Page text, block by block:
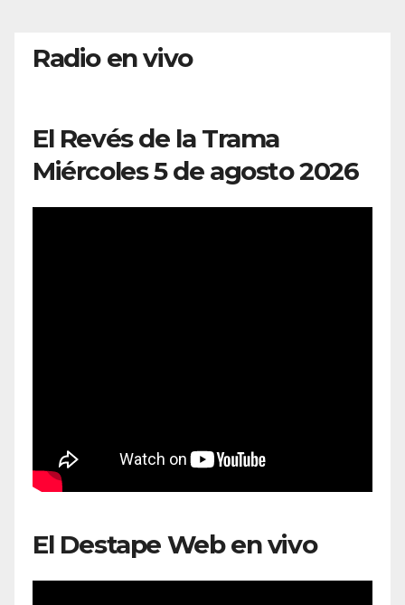
Radio en vivo
El Revés de la Trama
Miércoles 5 de agosto 2026
El Destape Web en vivo